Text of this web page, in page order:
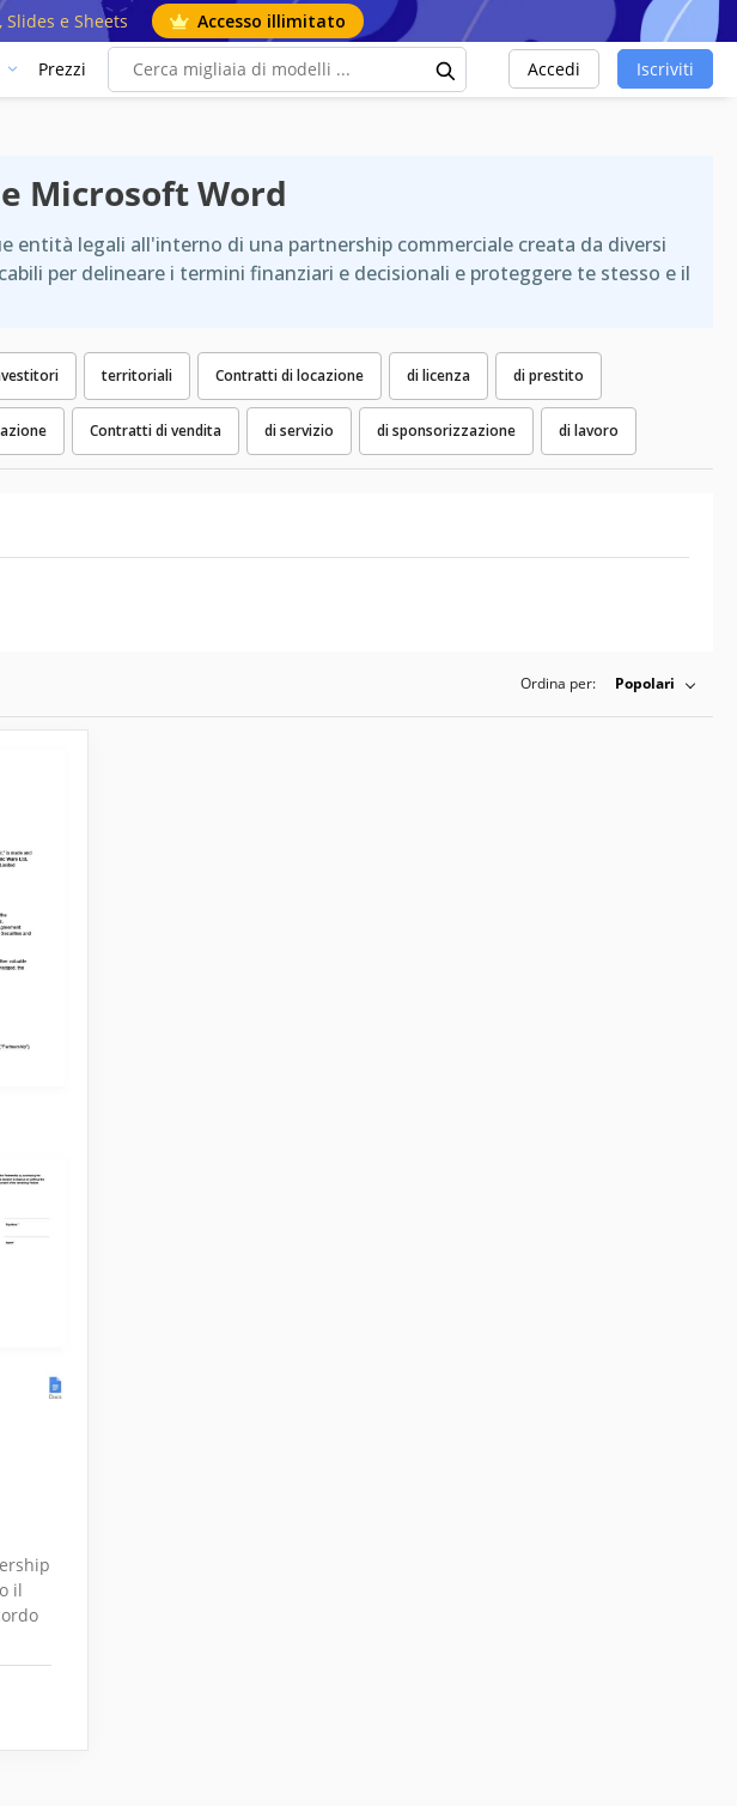
e Sheets Accesso illimitato
Prezzi Accedi Iscriviti
Microsoft Word
entità legali all'interno di una partnership commerciale creata da diversi
per delineare i termini finanziari e decisionali e proteggere te stesso e il
territoriali Contratti di locazione di licenza di prestito
Contratti di vendita di servizio di sponsorizzazione di lavoro
Ordina per: Popolari
il